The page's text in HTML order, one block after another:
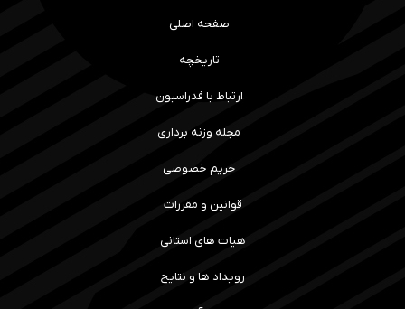
صفحه اصلی
تاریخچه
ارتباط با فدراسیون
مجله وزنه برداری
حریم خصوصی
قوانین و مقررات
هیات های استانی
رویداد ها و نتایج